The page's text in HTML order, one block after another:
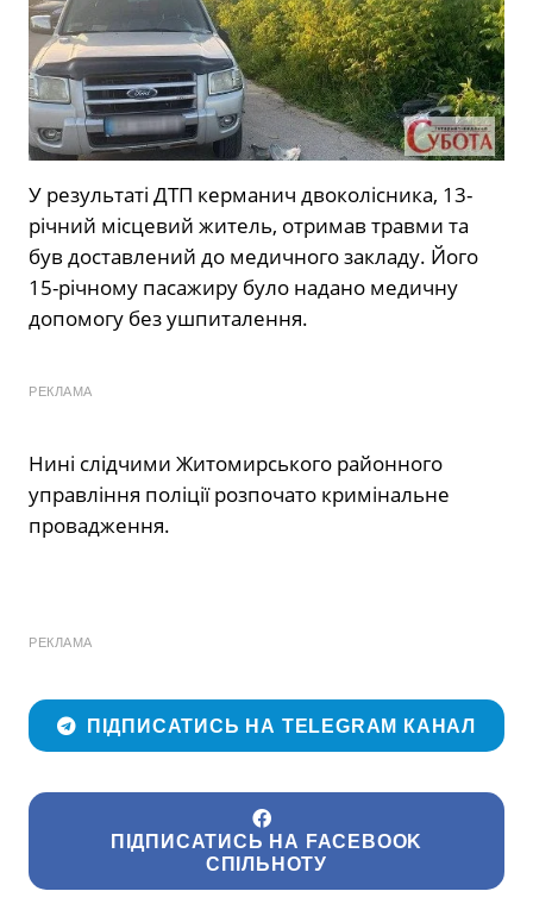
У результаті ДТП керманич двоколісника, 13-
річний місцевий житель, отримав травми та
був доставлений до медичного закладу. Його
15-річному пасажиру було надано медичну
допомогу без ушпиталення.
РЕКЛАМА
Нині слідчими Житомирського районного
управління поліції розпочато кримінальне
провадження.
РЕКЛАМА
ПІДПИСАТИСЬ НА TELEGRAM КАНАЛ
ПІДПИСАТИСЬ НА FACEBOOK
СПІЛЬНОТУ